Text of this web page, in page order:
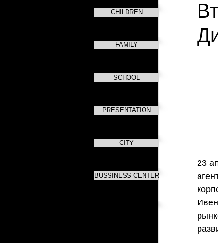
23
CHILDREN
FAMILY
SCHOOL
PRESENTATION
CITY
BUSSINESS CENTER